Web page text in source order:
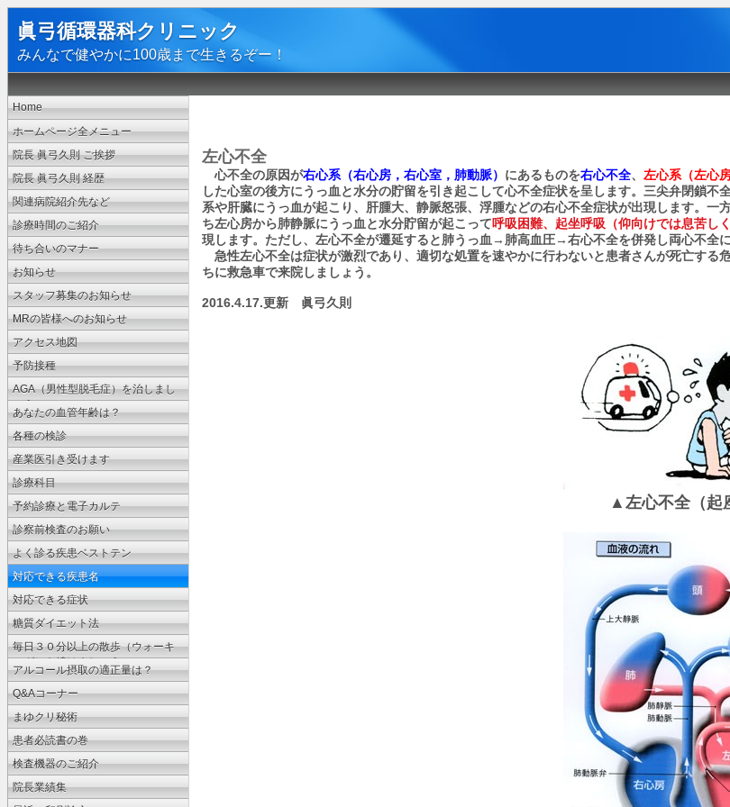
眞弓循環器科クリニック
みんなで健やかに100歳まで生きるぞー！
Home
ホームページ全メニュー
院長 眞弓久則 ご挨拶
院長 眞弓久則 経歴
関連病院紹介先など
診療時間のご紹介
待ち合いのマナー
お知らせ
スタッフ募集のお知らせ
MRの皆様へのお知らせ
アクセス地図
予防接種
AGA（男性型脱毛症）を治しまし
ょう
あなたの血管年齢は？
各種の検診
産業医引き受けます
診療科目
予約診療と電子カルテ
診察前検査のお願い
よく診る疾患ベストテン
対応できる疾患名
対応できる症状
糖質ダイエット法
毎日３０分以上の散歩（ウォーキ
ング）を続けましょう
アルコール摂取の適正量は？
Q&Aコーナー
まゆクリ秘術
患者必読書の巻
検査機器のご紹介
院長業績集
左心不全
心不全の原因が右心系（右心房，右心室，肺動脈） にあるものを右心不全、 左心系（左心
した心室の後方にうっ血と水分の貯留を引き起こして心不全症状を呈します。三尖弁閉鎖
系や肝臓にうっ血が起こり、肝腫大、静脈怒張、浮腫などの右心不全症状が出現します。一
ち左心房から肺静脈にうっ血と水分貯留が起こって 呼吸困難、起坐呼吸（仰向けでは息苦し
現します。ただし、左心不全が遷延すると肺うっ血 → 肺高血圧 → 右心不全を併発し両心不全
急性左心不全は症状が激烈であり、適切な処置を速やかに行わないと患者さんが死亡する
ちに救急車で来院しましょう。
2016.4.17.更新 眞弓久則
▲ 左心不全（起